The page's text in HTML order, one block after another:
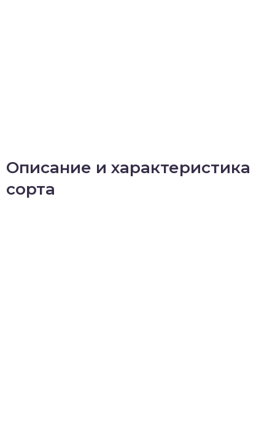
Описание и характеристика
сорта